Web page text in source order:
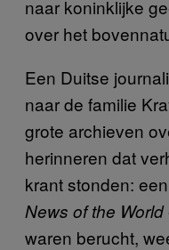
naar koninklijke
over het
Een Duitse
naar de familie
grote archieven
herinneren dat
krant stonden:
News of the World
waren berucht,